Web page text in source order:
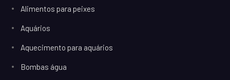
Alimentos para peixes
Aquários
Aquecimento para aquários
Bombas água